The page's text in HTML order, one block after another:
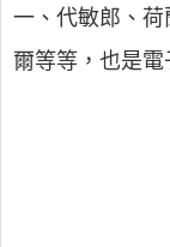
一、代敏郎、
爾等等，也是電